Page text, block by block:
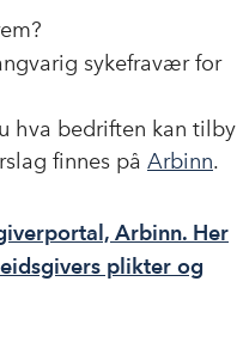
sykefravær for
hva bedriften kan tilby
finnes på Arbinn.
Arbinn. Her
plikter og